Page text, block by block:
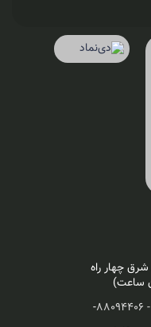
شرق چهار راه
-